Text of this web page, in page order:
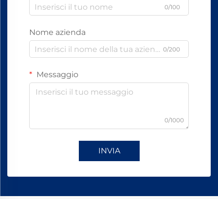
0/100
Nome azienda
0/200
Messaggio
0/1000
INVIA